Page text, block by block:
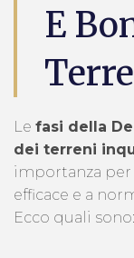
E
Le fasi della
dei terreni
importanza
efficace e a
Ecco quali sono: